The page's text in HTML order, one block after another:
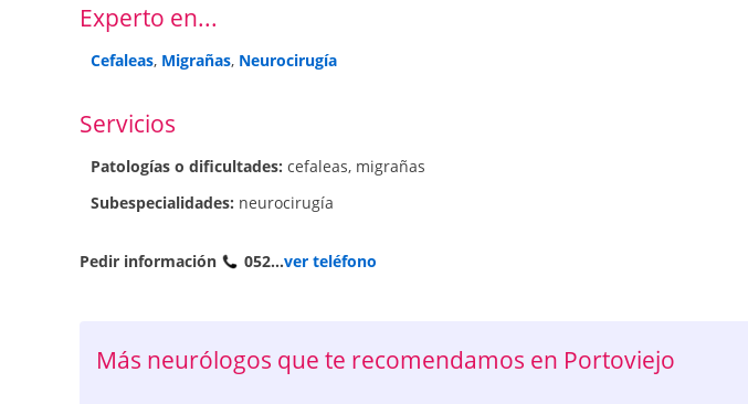
Experto en...
Cefaleas, Migrañas, Neurocirugía
Servicios
Patologí­as o dificultades: cefaleas, migrañas
Subespecialidades: neurocirugía
Pedir información 052...ver teléfono
Más neurólogos que te recomendamos en Portoviejo